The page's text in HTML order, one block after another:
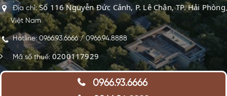
Địa chỉ:Số 116 Nguyễn Đức Cảnh, P. Lê Chân, TP. Hải Phòng,
Việt Nam
Hotline: 0966.93.6666 / 0966.94.8888
Mã số thuế: 0200117929
0966.93.6666